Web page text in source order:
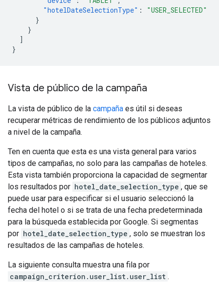
"hotelDateSelectionType" :
"USER_SELECTED"
}
}
]
}
Vista de público de la campaña
La vista de público de la campaña es útil si deseas
recuperar métricas de rendimiento de los públicos adjuntos
a nivel de la campaña.
Ten en cuenta que esta es una vista general para varios
tipos de campañas, no solo para las campañas de hoteles.
Esta vista también proporciona la capacidad de segmentar
los resultados por hotel_date_selection_type , que se
puede usar para especificar si el usuario seleccionó la
fecha del hotel o si se trata de una fecha predeterminada
para la búsqueda establecida por Google. Si segmentas
por hotel_date_selection_type , solo se muestran los
resultados de las campañas de hoteles.
La siguiente consulta muestra una fila por
campaign_criterion.user_list.user_list .